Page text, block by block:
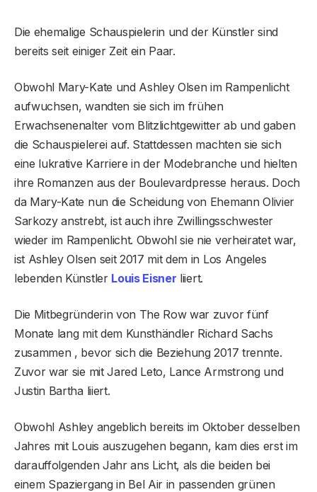
Die ehemalige Schauspielerin und der Künstler sind
bereits seit einiger Zeit ein Paar.
Obwohl Mary-Kate und Ashley Olsen im Rampenlicht
aufwuchsen, wandten sie sich im frühen
Erwachsenenalter vom Blitzlichtgewitter ab und gaben
die Schauspielerei auf. Stattdessen machten sie sich
eine lukrative Karriere in der Modebranche und hielten
ihre Romanzen aus der Boulevardpresse heraus. Doch
da Mary-Kate nun die Scheidung von Ehemann Olivier
Sarkozy anstrebt, ist auch ihre Zwillingsschwester
wieder im Rampenlicht. Obwohl sie nie verheiratet war,
ist Ashley Olsen seit 2017 mit dem in Los Angeles
lebenden Künstler Louis Eisner liiert.
Die Mitbegründerin von The Row war zuvor fünf
Monate lang mit dem Kunsthändler Richard Sachs
zusammen , bevor sich die Beziehung 2017 trennte.
Zuvor war sie mit Jared Leto, Lance Armstrong und
Justin Bartha liiert.
Obwohl Ashley angeblich bereits im Oktober desselben
Jahres mit Louis auszugehen begann, kam dies erst im
darauffolgenden Jahr ans Licht, als die beiden bei
einem Spaziergang in Bel Air in passenden grünen